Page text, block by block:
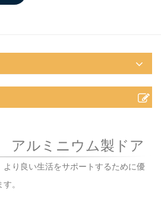
ルミニウム製ドア
り良い生活をサポートするために優
。